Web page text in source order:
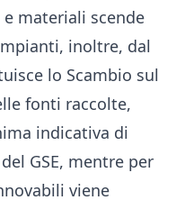
materiali scende
inoltre, dal
lo Scambio sul
fonti raccolte,
indicativa di
GSE, mentre per
viene